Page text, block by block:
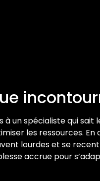
un spécialiste qui sait
les ressources.
lourdes et se
accrue pour